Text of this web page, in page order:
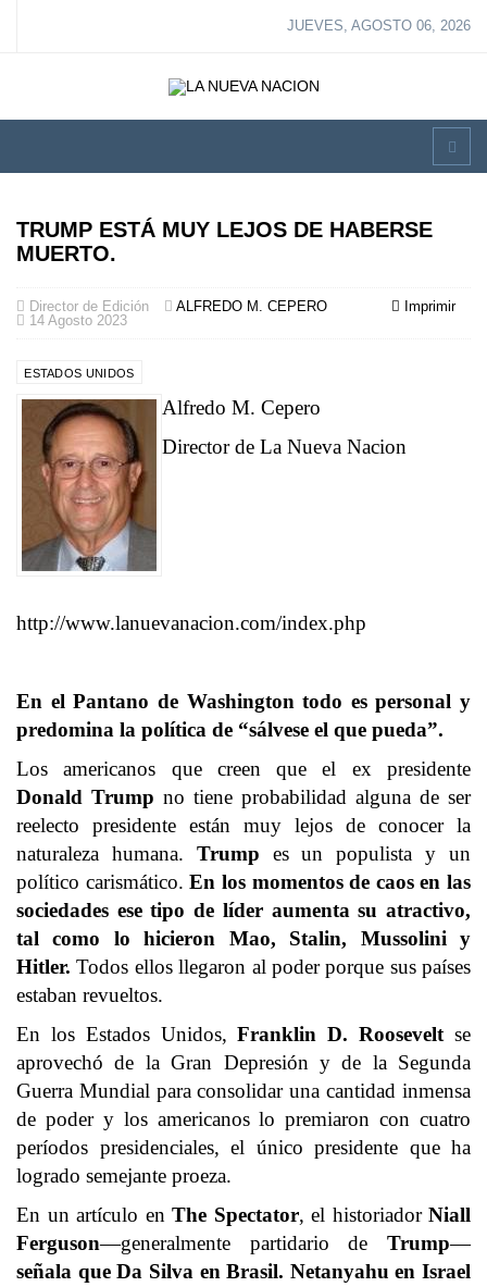
JUEVES, AGOSTO 06, 2026
TRUMP ESTÁ MUY LEJOS DE HABERSE
MUERTO.
Imprimir
Director de Edición
ALFREDO M. CEPERO
14 Agosto 2023
ESTADOS UNIDOS
Alfredo M. Cepero
Director de La Nueva Nacion
http://www.lanuevanacion.com/index.php
En el Pantano de Washington todo es personal y
predomina la política de “sálvese el que pueda”.
Los americanos que creen que el ex presidente
Donald Trump no tiene probabilidad alguna de ser
reelecto presidente están muy lejos de conocer la
naturaleza humana. Trump es un populista y un
político carismático.En los momentos de caos en las
sociedades ese tipo de líder aumenta su atractivo,
tal como lo hicieron Mao, Stalin, Mussolini y
Hitler.Todos ellos llegaron al poder porque sus países
estaban revueltos.
En los Estados Unidos,Franklin D. Roosevelt se
aprovechó de la Gran Depresión y de la Segunda
Guerra Mundial para consolidar una cantidad inmensa
de poder y los americanos lo premiaron con cuatro
períodos presidenciales, el único presidente que ha
logrado semejante proeza.
En un artículo en The Spectator, el historiador Niall
Ferguson—generalmente partidario de Trump—
señala que Da Silva en Brasil. Netanyahu en Israel